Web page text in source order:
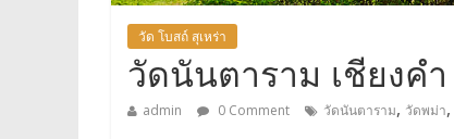
วัด โบสถ์ สุเหร่า
วัดนันตาราม เชียงค
admin 0 Comment วัดนันตาราม, วัดพม่า,